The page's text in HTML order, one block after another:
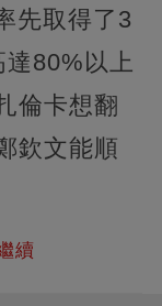
先取得了3
達80%以上
倫卡想翻
欽文能順
續